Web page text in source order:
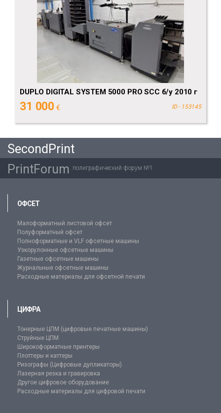
DUPLO DIGITAL SYSTEM 5000 PRO SCC б/у 2010 г
31 000 € ID - 153145
SecondPrint
PrintForum полиграфический форум №1
ОФСЕТ
Малоформатный листовой офсет
Полуформатный офсет
Полноформатные и VLF офсетные машины
Узкорулонные офсетные машины
Газетные офсетные машины
Журнальные офсетные машины
Расходные материалы для офсетной печати
ЦИФРА
Тонерные ЦПМ (цифровые печатные машины)
Струйные ЦПМ
Широкоформатные принтеры
Плоттеры и каттеры
Ризографы (Цифровые дупликаторы)
Лазерная резка и гравировка
Другое цифровое оборудование
Расходные материалы для цифровой печати